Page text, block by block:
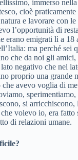
immerso
cioè
e lavorare con
l’opportunità di
erano emigrati lì a
ma perché sei
che da noi gli
negativo che nel
proprio una grande
avevo voglia di
si arricchiscono,
volevo io, era fatto
di relazioni umane.